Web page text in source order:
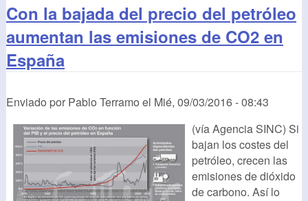
Con la bajada del precio del petróleo
aumentan las emisiones de CO2 en
España
Enviado por Pablo Terramo el Mié, 09/03/2016 - 08:43
(vía Agencia SINC) Si
bajan los costes del
petróleo, crecen las
emisiones de dióxido
de carbono. Así lo